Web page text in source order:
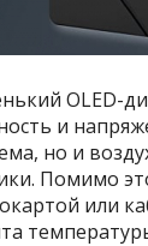
OLED-
и
но и
Помимо
или